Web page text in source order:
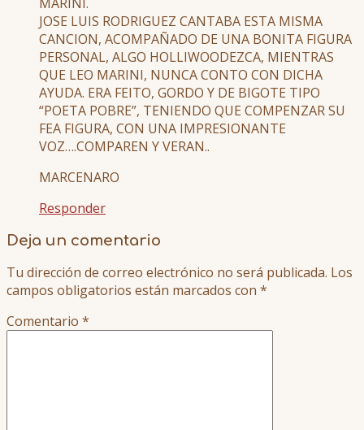
JOSE LUIS RODRIGUEZ CANTABA ESTA MISMA
CANCION, ACOMPAÑADO DE UNA BONITA FIGURA
PERSONAL, ALGO HOLLIWOODEZCA, MIENTRAS
QUE LEO MARINI, NUNCA CONTO CON DICHA
AYUDA. ERA FEITO, GORDO Y DE BIGOTE TIPO
“POETA POBRE”, TENIENDO QUE COMPENZAR SU
FEA FIGURA, CON UNA IMPRESIONANTE
VOZ….COMPAREN Y VERAN..
MARCENARO
Responder
Deja un comentario
Tu dirección de correo electrónico no será publicada. Los
campos obligatorios están marcados con *
Comentario *